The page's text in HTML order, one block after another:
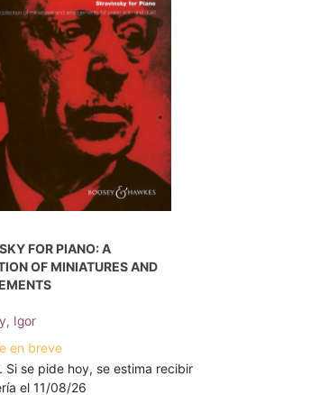
FOR PIANO: A
OF MINIATURES AND
Igor
en breve
Si se pide hoy, se estima recibir
el 11/08/26